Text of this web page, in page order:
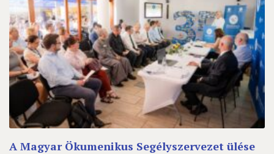
A Magyar Ökumenikus Segélyszervezet ülése